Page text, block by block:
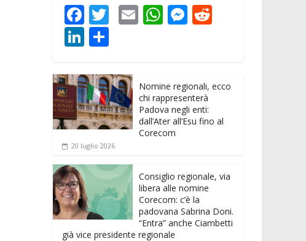
F
ac
e
b
o
o
k
T
er
E W
A
p
p
M
n
g
er
t
Li
k
e
dI
n
n
di
vi
di
Nomine regionali, ecco
chi rappresenterà
Padova negli enti:
dall’Ater all’Esu fino al
Corecom
20 luglio 2026
Consiglio regionale, via
libera alle nomine
Corecom: c’è la
padovana Sabrina Doni.
“Entra” anche Ciambetti
già vice presidente regionale